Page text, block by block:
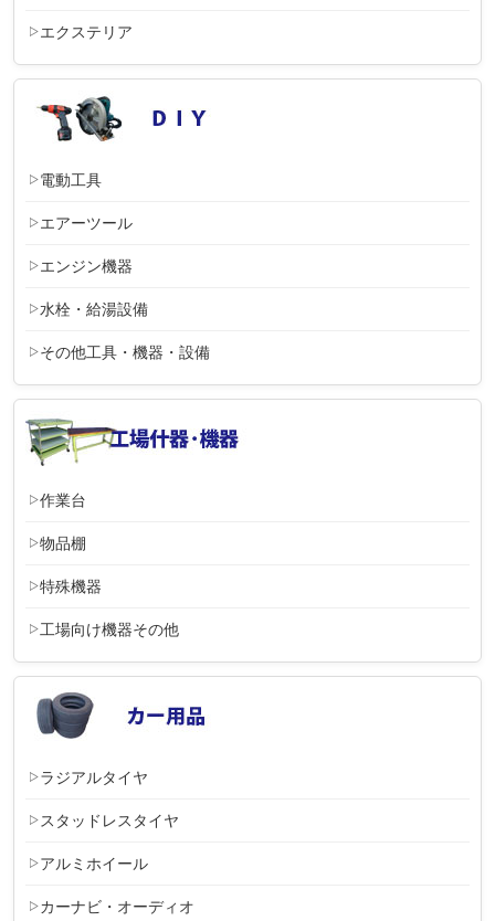
エクステリア
電動工具
エアーツール
エンジン機器
水栓・給湯設備
その他工具・機器・設備
作業台
物品棚
特殊機器
工場向け機器その他
ラジアルタイヤ
スタッドレスタイヤ
アルミホイール
カーナビ・オーディオ